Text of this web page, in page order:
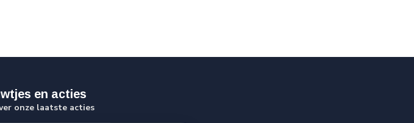
en acties
onze laatste acties